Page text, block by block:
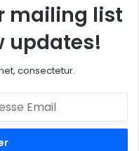
mailing list
updates!
consectetur.